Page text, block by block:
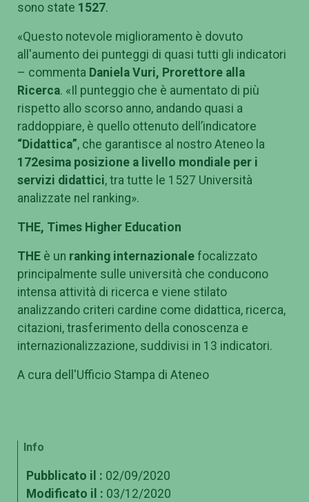
sono state 1527.
«Questo notevole miglioramento è dovuto
all'aumento dei punteggi di quasi tutti gli indicatori
– commenta Daniela Vuri, Prorettore alla
Ricerca. «Il punteggio che è aumentato di più
rispetto allo scorso anno, andando quasi a
raddoppiare, è quello ottenuto dell’indicatore
“Didattica”, che garantisce al nostro Ateneo la
172esima posizione a livello mondiale per i
servizi didattici, tra tutte le 1527 Università
analizzate nel ranking».
THE, Times Higher Education
THE è un ranking internazionale focalizzato
principalmente sulle università che conducono
intensa attività di ricerca e viene stilato
analizzando criteri cardine come didattica, ricerca,
citazioni, trasferimento della conoscenza e
internazionalizzazione, suddivisi in 13 indicatori.
A cura dell'Ufficio Stampa di Ateneo
Info
Pubblicato il : 02/09/2020
Modificato il : 03/12/2020